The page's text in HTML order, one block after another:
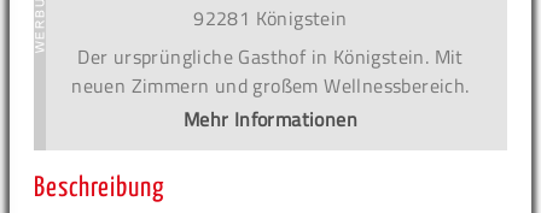
92281 Königstein
Der ursprüngliche Gasthof in Königstein. Mit
neuen Zimmern und großem Wellnessbereich.
Mehr Informationen
Beschreibung